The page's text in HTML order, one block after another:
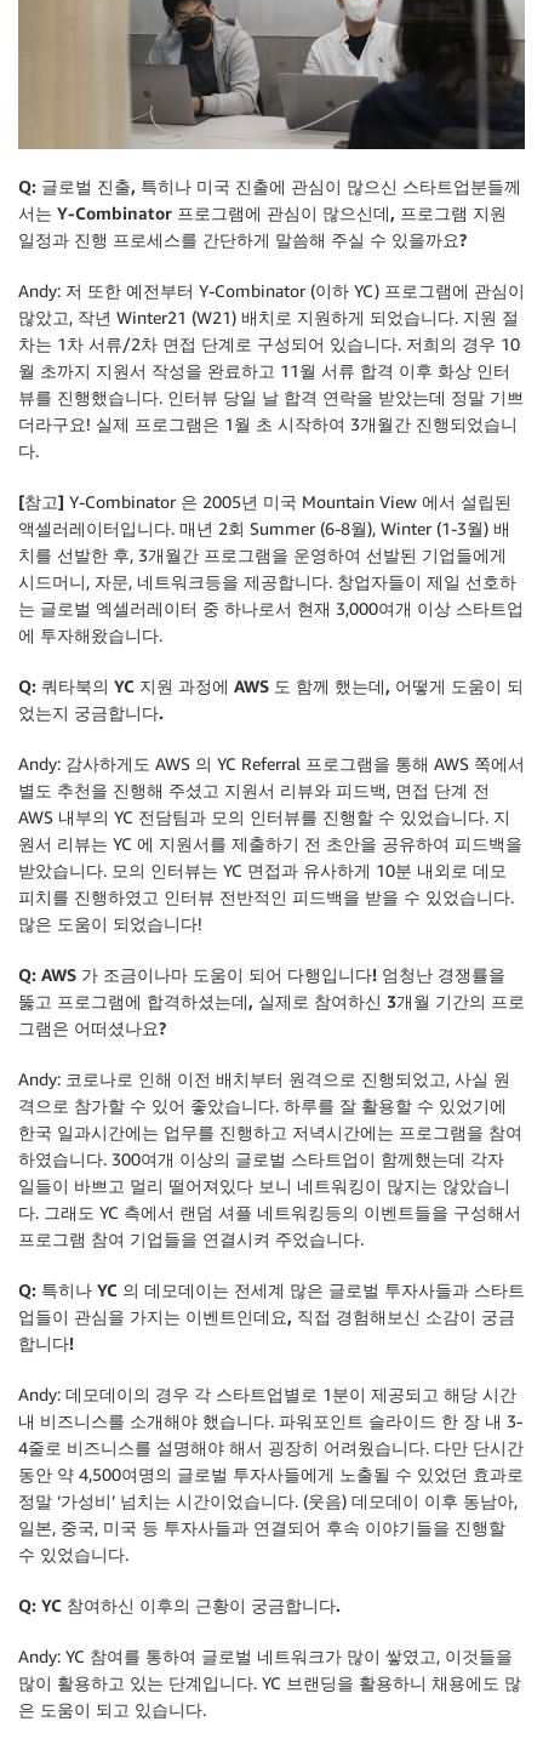
Q: 글로벌 진출, 특히나 미국 진출에 관심이 많으신 스타트업분들께
서는 Y-Combinator 프로그램에 관심이 많으신데, 프로그램 지원
일정과 진행 프로세스를 간단하게 말씀해 주실 수 있을까요?
Andy: 저 또한 예전부터 Y-Combinator (이하 YC) 프로그램에 관심이
많았고, 작년 Winter21 (W21) 배치로 지원하게 되었습니다. 지원 절
차는 1차 서류/2차 면접 단계로 구성되어 있습니다. 저희의 경우 10
월 초까지 지원서 작성을 완료하고 11월 서류 합격 이후 화상 인터
뷰를 진행했습니다. 인터뷰 당일 날 합격 연락을 받았는데 정말 기쁘
더라구요! 실제 프로그램은 1월 초 시작하여 3개월간 진행되었습니
다.
[참고] Y-Combinator 은 2005년 미국 Mountain View 에서 설립된
액셀러레이터입니다. 매년 2회 Summer (6-8월), Winter (1-3월) 배
치를 선발한 후, 3개월간 프로그램을 운영하여 선발된 기업들에게
시드머니, 자문, 네트워크등을 제공합니다. 창업자들이 제일 선호하
는 글로벌 엑셀러레이터 중 하나로서 현재 3,000여개 이상 스타트업
에 투자해왔습니다.
Q: 쿼타북의 YC 지원 과정에 AWS 도 함께 했는데, 어떻게 도움이 되
었는지 궁금합니다.
Andy: 감사하게도 AWS 의 YC Referral 프로그램을 통해 AWS 쪽에서
별도 추천을 진행해 주셨고 지원서 리뷰와 피드백, 면접 단계 전
AWS 내부의 YC 전담팀과 모의 인터뷰를 진행할 수 있었습니다. 지
원서 리뷰는 YC 에 지원서를 제출하기 전 초안을 공유하여 피드백을
받았습니다. 모의 인터뷰는 YC 면접과 유사하게 10분 내외로 데모
피치를 진행하였고 인터뷰 전반적인 피드백을 받을 수 있었습니다.
많은 도움이 되었습니다!
Q: AWS 가 조금이나마 도움이 되어 다행입니다! 엄청난 경쟁률을
뚫고 프로그램에 합격하셨는데, 실제로 참여하신 3개월 기간의 프로
그램은 어떠셨나요?
Andy: 코로나로 인해 이전 배치부터 원격으로 진행되었고, 사실 원
격으로 참가할 수 있어 좋았습니다. 하루를 잘 활용할 수 있었기에
한국 일과시간에는 업무를 진행하고 저녁시간에는 프로그램을 참여
하였습니다. 300여개 이상의 글로벌 스타트업이 함께했는데 각자
일들이 바쁘고 멀리 떨어져있다 보니 네트워킹이 많지는 않았습니
다. 그래도 YC 측에서 랜덤 셔플 네트워킹등의 이벤트들을 구성해서
프로그램 참여 기업들을 연결시켜 주었습니다.
Q: 특히나 YC 의 데모데이는 전세계 많은 글로벌 투자사들과 스타트
업들이 관심을 가지는 이벤트인데요, 직접 경험해보신 소감이 궁금
합니다!
Andy: 데모데이의 경우 각 스타트업별로 1분이 제공되고 해당 시간
내 비즈니스를 소개해야 했습니다. 파워포인트 슬라이드 한 장 내 3-
4줄로 비즈니스를 설명해야 해서 굉장히 어려웠습니다. 다만 단시간
동안 약 4,500여명의 글로벌 투자사들에게 노출될 수 있었던 효과로
정말 ‘가성비’ 넘치는 시간이었습니다. (웃음) 데모데이 이후 동남아,
일본, 중국, 미국 등 투자사들과 연결되어 후속 이야기들을 진행할
수 있었습니다.
Q: YC 참여하신 이후의 근황이 궁금합니다.
Andy: YC 참여를 통하여 글로벌 네트워크가 많이 쌓였고, 이것들을
많이 활용하고 있는 단계입니다. YC 브랜딩을 활용하니 채용에도 많
은 도움이 되고 있습니다.